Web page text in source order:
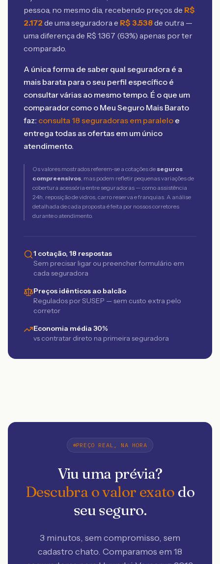
pessoa, no mesmo dia, recebendo preços de R$
2.172 de uma seguradora e R$ 3.538de outra —
uma diferença de R$ 1.367 (63%) apenas por ter
comparado.
A única forma de saber qual seguradora é a
mais barata para o seu perfil específico é
consultar várias ao mesmo tempo. É o que um
comparador como o Meu Seguro Mais Barato
faz: consulta 18 seguradoras em paralelo e
entrega todas as ofertas em um único
atendimento.
Os valores mostrados referem-se a cotações de seguros
compreensivos, mas podem refletir pequenas variações de
cobertura acessória entre seguradoras — como assistência
24h, reposição de vidros, carro reserva e franquias. A análise
detalhada de cada proposta é feita por nossos corretores
durante o atendimento.
1 cotação, 18 respostas
Sem precisar ligar ou preencher formulário em
cada seguradora
Preços idênticos ao balcão
Regulados por SUSEP — sem custo extra pelo
corretor
Economia média 30%
vs contratar direto na primeira seguradora
PREÇO REAL, NA HORA
Viu uma prévia?
Descubra o valor exato do
seu seguro.
3 minutos, sem compromisso, sem
cadastro chato. Comparamos em 18